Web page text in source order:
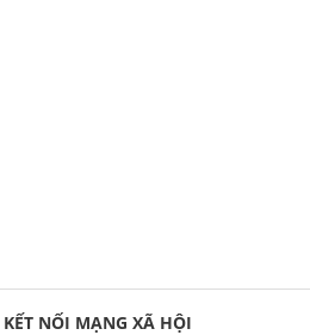
KẾT NỐI MẠNG XÃ HỘI